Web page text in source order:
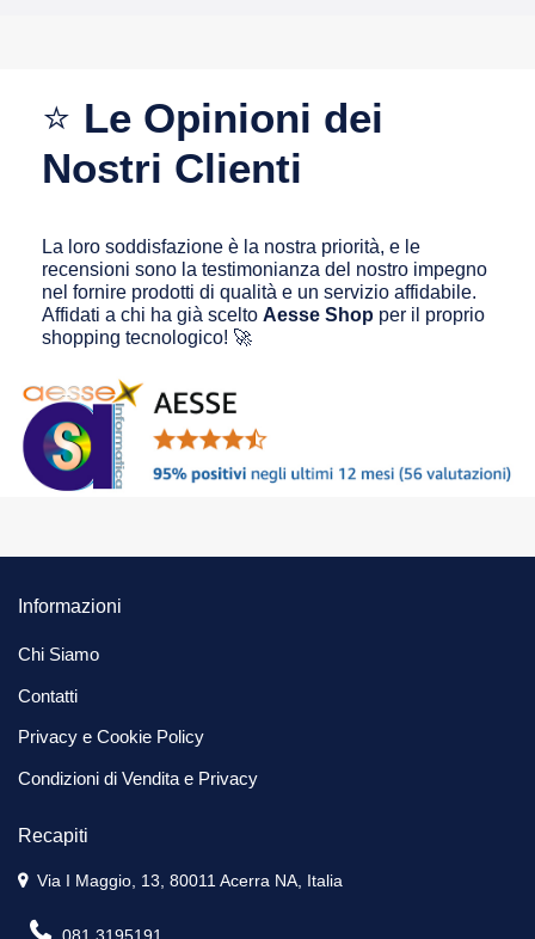
⭐ Le Opinioni dei
Nostri Clienti
La loro soddisfazione è la nostra priorità, e le
recensioni sono la testimonianza del nostro impegno
nel fornire prodotti di qualità e un servizio affidabile.
Affidati a chi ha già scelto Aesse Shop per il proprio
shopping tecnologico! 🚀
Informazioni
Chi Siamo
Contatti
Privacy e Cookie Policy
Condizioni di Vendita e Privacy
Recapiti
Via I Maggio, 13, 80011 Acerra NA, Italia